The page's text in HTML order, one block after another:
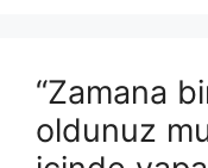
“Zamana
oldunuz